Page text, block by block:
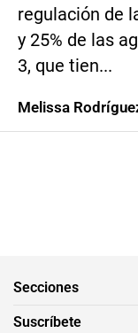
regulación de
y 25% de las
3, que tien...
Melissa
Secciones
Suscríbete